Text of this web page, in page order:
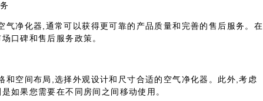
气净化器,通常可以获得更可靠的产品质量和完善的售后服务。在
口碑和售后服务政策。
和空间布局,选择外观设计和尺寸合适的空气净化器。此外,考虑
如果您需要在不同房间之间移动使用。